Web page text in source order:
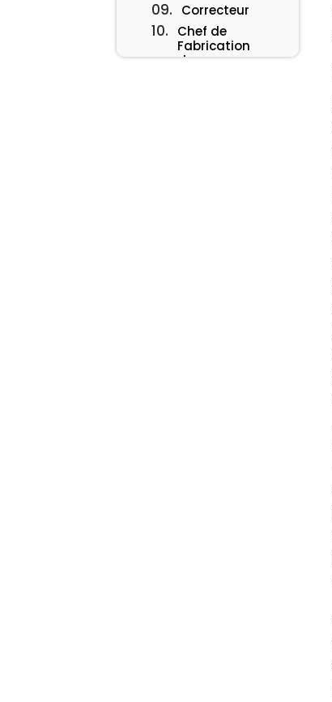
Correcteur
Chef de
Fabrication
des